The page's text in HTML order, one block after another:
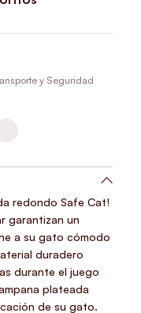
y Seguridad
redondo Safe Cat!
garantizan un
a su gato cómodo
duradero
durante el juego
plateada
de su gato.